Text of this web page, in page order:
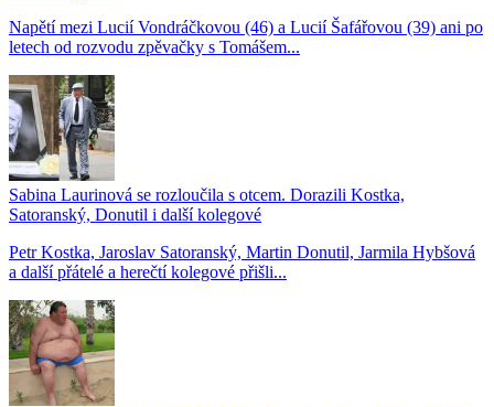
Napětí mezi Lucií Vondráčkovou (46) a Lucií Šafářovou (39) ani po
letech od rozvodu zpěvačky s Tomášem...
Sabina Laurinová se rozloučila s otcem. Dorazili Kostka,
Satoranský, Donutil i další kolegové
Petr Kostka, Jaroslav Satoranský, Martin Donutil, Jarmila Hybšová
a další přátelé a herečtí kolegové přišli...